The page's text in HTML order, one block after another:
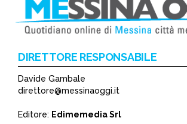
*
DIRETTORE RESPONSABILE
Davide Gambale
direttore@messinaoggi.it
Editore: Edimemedia Srl